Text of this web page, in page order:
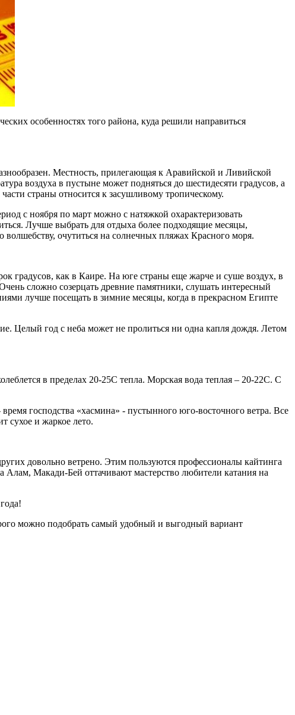
особенностях того района, куда решили направиться
Местность, прилегающая к Аравийской и Ливийской
воздуха в пустыне может подняться до шестидесяти градусов, а
страны относится к засушливому тропическому.
с ноября по март можно с натяжкой охарактеризовать
Лучше выбрать для отдыха более подходящие месяцы,
очутиться на солнечных пляжах Красного моря.
градусов, как в Каире. На юге страны еще жарче и суше воздух, в
сложно созерцать древние памятники, слушать интересный
лучше посещать в зимние месяцы, когда в прекрасном Египте
Целый год с неба может не пролиться ни одна капля дождя. Летом
в пределах 20-25С тепла. Морская вода теплая – 20-22С. С
господства «хасмина» - пустынного юго-восточного ветра. Все
сухое и жаркое лето.
довольно ветрено. Этим пользуются профессионалы кайтинга
Макади-Бей оттачивают мастерство любители катания на
можно подобрать самый удобный и выгодный вариант